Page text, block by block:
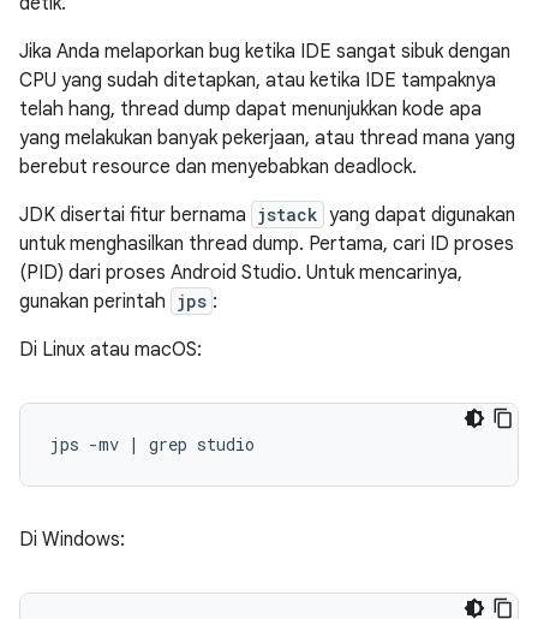
Jika Anda melaporkan bug ketika IDE sangat sibuk dengan
CPU yang sudah ditetapkan, atau ketika IDE tampaknya
telah hang, thread dump dapat menunjukkan kode apa
yang melakukan banyak pekerjaan, atau thread mana yang
berebut resource dan menyebabkan deadlock.
JDK disertai fitur bernama jstack yang dapat digunakan
untuk menghasilkan thread dump. Pertama, cari ID proses
(PID) dari proses Android Studio. Untuk mencarinya,
gunakan perintah jps :
Di Linux atau macOS:
Di Windows: